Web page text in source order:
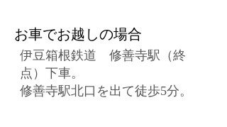
お車でお越しの場合
伊豆箱根鉄道 修善寺駅（終
点）下車。
修善寺駅北口を出て徒歩5分。